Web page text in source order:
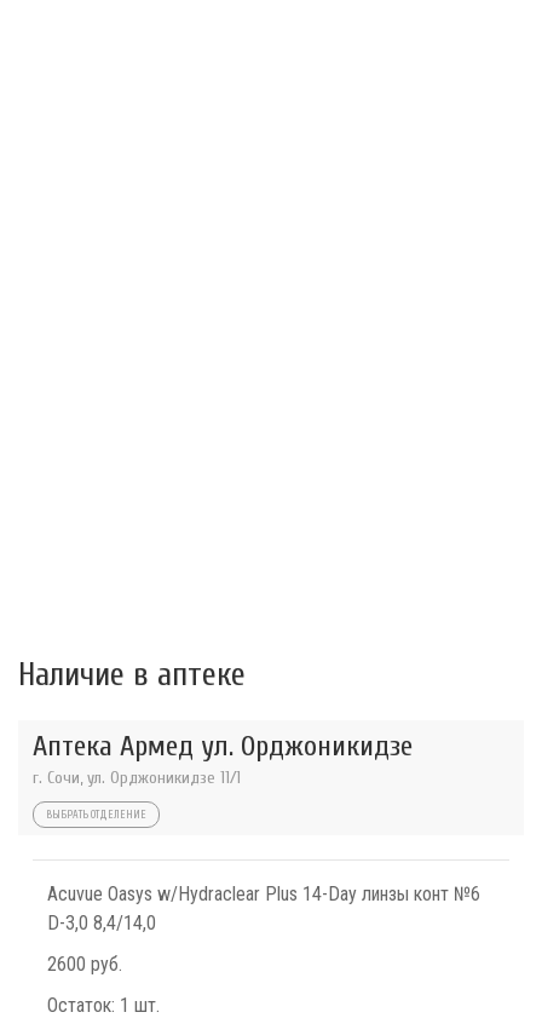
Наличие в аптеке
Аптека Армед ул. Орджоникидзе
г. Сочи, ул. Орджоникидзе 11/1
ВЫБРАТЬ ОТДЕЛЕНИЕ
Acuvue Oasys w/Hydraclear Plus 14-Day линзы конт №6
D-3,0 8,4/14,0
2600 руб.
Остаток: 1 шт.